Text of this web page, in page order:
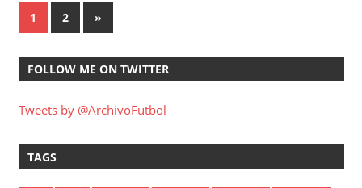
Posts
1 2
Next
Posts
»
FOLLOW ME ON TWITTER
Tweets by @ArchivoFutbol
TAGS